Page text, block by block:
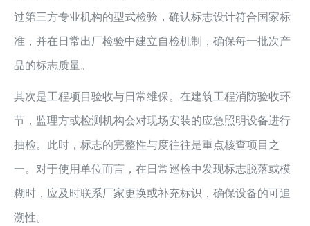
过第三方专业机构的型式检验，确认标志设计符合国家标
准，并在日常出厂检验中建立自检机制，确保每一批次产
品的标志质量。
其次是工程项目验收与日常维保。在建筑工程消防验收环
节，监理方或检测机构会对现场安装的应急照明设备进行
抽检。此时，标志的完整性与度往往是重点核查项目之
一。对于使用单位而言，在日常巡检中发现标志脱落或模
糊时，应及时联系厂家更换或补充标识，确保设备的可追
溯性。